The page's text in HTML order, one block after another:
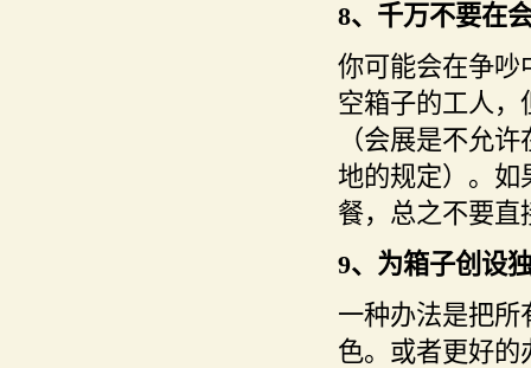
8、千万不要在
你可能会在争吵
空箱子的工人，
（会展是不允
地的规定）。如
餐，总之不要直
9、为箱子创设
一种办法是把所
色。或者更好的